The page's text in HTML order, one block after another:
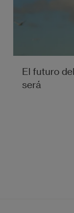
El futuro
será